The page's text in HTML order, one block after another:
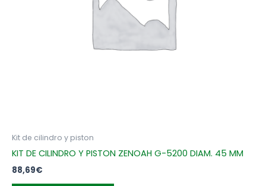
Kit de cilindro y piston
KIT DE CILINDRO Y PISTON ZENOAH G-5200 DIAM. 45 MM
88,69€